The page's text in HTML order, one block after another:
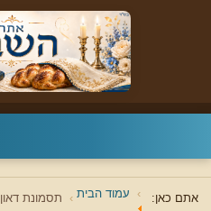
אתם כאן: עמוד הבית תסמונת דאון